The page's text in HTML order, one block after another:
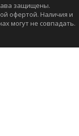
защищены.
офертой. Наличия и
могут не совпадать.